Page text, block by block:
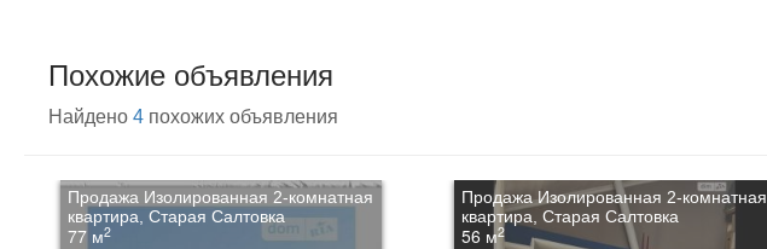
Похожие объявления
Найдено 4 похожих объявления
Продажа Изолированная 2-комнатная
квартира, Старая Салтовка
77 м2
Продажа Изолированная 2-комнатная
квартира, Старая Салтовка
56 м2